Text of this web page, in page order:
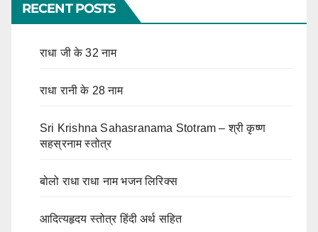
RECENT POSTS
राधा जी के 32 नाम
राधा रानी के 28 नाम
Sri Krishna Sahasranama Stotram – श्री कृष्ण
सहस्रनाम स्तोत्र
बोलो राधा राधा नाम भजन लिरिक्स
आदित्यहृदय स्तोत्र हिंदी अर्थ सहित